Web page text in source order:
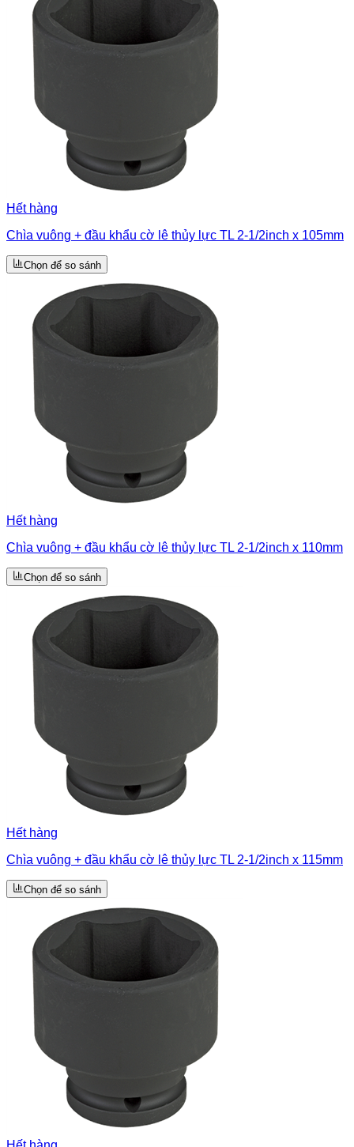
Hết hàng
Chìa vuông + đầu khẩu cờ lê thủy lực TL 2-1/2inch x 105mm
Chọn để so sánh
Hết hàng
Chìa vuông + đầu khẩu cờ lê thủy lực TL 2-1/2inch x 110mm
Chọn để so sánh
Hết hàng
Chìa vuông + đầu khẩu cờ lê thủy lực TL 2-1/2inch x 115mm
Chọn để so sánh